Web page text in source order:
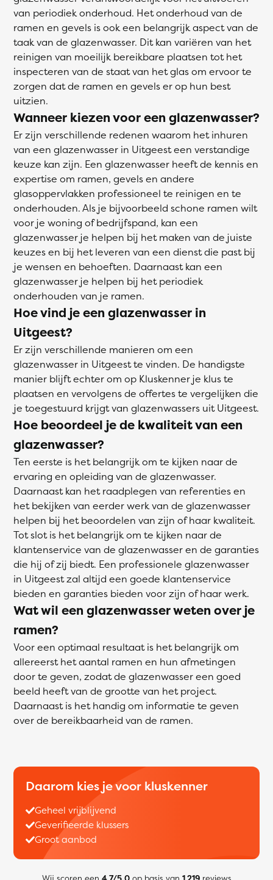
van periodiek onderhoud. Het onderhoud van de
ramen en gevels is ook een belangrijk aspect van de
taak van de glazenwasser. Dit kan variëren van het
reinigen van moeilijk bereikbare plaatsen tot het
inspecteren van de staat van het glas om ervoor te
zorgen dat de ramen en gevels er op hun best
uitzien.
Wanneer kiezen voor een glazenwasser?
Er zijn verschillende redenen waarom het inhuren
van een glazenwasser in Uitgeest een verstandige
keuze kan zijn. Een glazenwasser heeft de kennis en
expertise om ramen, gevels en andere
glasoppervlakken professioneel te reinigen en te
onderhouden. Als je bijvoorbeeld schone ramen wilt
voor je woning of bedrijfspand, kan een
glazenwasser je helpen bij het maken van de juiste
keuzes en bij het leveren van een dienst die past bij
je wensen en behoeften. Daarnaast kan een
glazenwasser je helpen bij het periodiek
onderhouden van je ramen.
Hoe vind je een glazenwasser in
Uitgeest?
Er zijn verschillende manieren om een
glazenwasser in Uitgeest te vinden. De handigste
manier blijft echter om op Kluskenner je klus te
plaatsen en vervolgens de offertes te vergelijken die
je toegestuurd krijgt van glazenwassers uit Uitgeest.
Hoe beoordeel je de kwaliteit van een
glazenwasser?
Ten eerste is het belangrijk om te kijken naar de
ervaring en opleiding van de glazenwasser.
Daarnaast kan het raadplegen van referenties en
het bekijken van eerder werk van de glazenwasser
helpen bij het beoordelen van zijn of haar kwaliteit.
Tot slot is het belangrijk om te kijken naar de
klantenservice van de glazenwasser en de garanties
die hij of zij biedt. Een professionele glazenwasser
in Uitgeest zal altijd een goede klantenservice
bieden en garanties bieden voor zijn of haar werk.
Wat wil een glazenwasser weten over je
ramen?
Voor een optimaal resultaat is het belangrijk om
allereerst het aantal ramen en hun afmetingen
door te geven, zodat de glazenwasser een goed
beeld heeft van de grootte van het project.
Daarnaast is het handig om informatie te geven
over de bereikbaarheid van de ramen.
Daarom kies je voor kluskenner
Geheel vrijblijvend
Geverifieerde klussers
Groot aanbod